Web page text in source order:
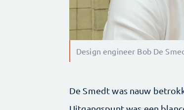
Design engineer Bob De
De Smedt was nauw